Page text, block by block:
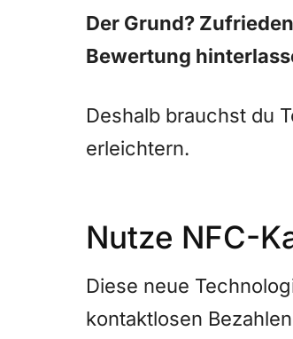
Der Grund?
Bewertung
Deshalb brauchst du
erleichtern.
Nutze NFC-
Diese neue
kontaktlosen